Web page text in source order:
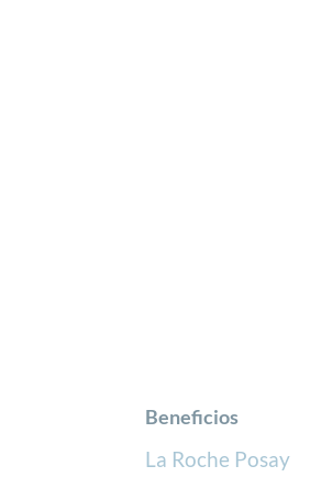
Beneficios
La Roche Posay